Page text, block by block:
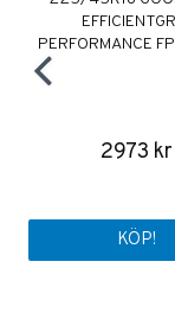
PERFORMANCE
2973 kr
KÖP!